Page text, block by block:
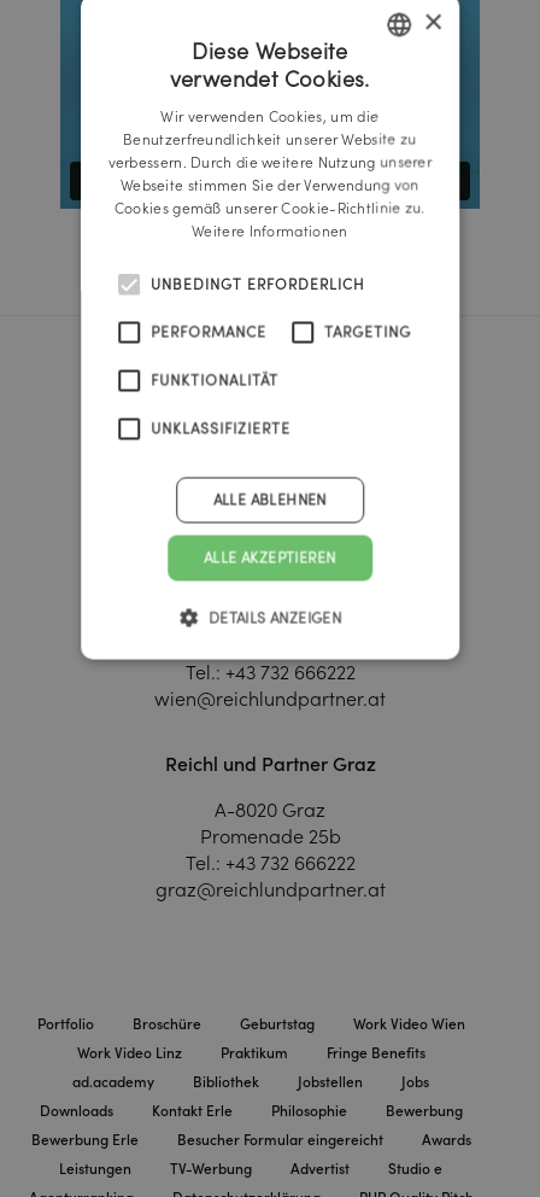
Reichl und Partner Linz
A-4020 Linz
Tel.:+43 732 666222
linz@reichlundpartner.at
Reichl und Partner Wien
A-1010 Wien
Tel.: +43 732 666222
wien@reichlundpartner.at
Reichl und Partner Graz
A-8020 Graz
Promenade 25b
Tel.: +43 732 666222
graz@reichlundpartner.at
Portfolio Broschüre Geburtstag
Work Video Wien
Work Video Linz
Praktikum
Fringe Benefits
ad.academy
Bibliothek Jobstellen
Jobs
Downloads
Kontakt Erle Philosophie
Bewerbung
Bewerbung Erle
Besucher Formular eingereicht
Awards
Leistungen
TV-Werbung Advertist
Studio e
GERMAN
×
Diese Webseite
verwendet Cookies.
Wir verwenden Cookies, um die
Benutzerfreundlichkeit unserer Website zu
verbessern. Durch die weitere Nutzung unserer
Webseite stimmen Sie der Verwendung von
Cookies gemäß unserer Cookie-Richtlinie zu.
Weitere Informationen
UNBEDINGT ERFORDERLICH
PERFORMANCE TARGETING
FUNKTIONALITÄT
UNKLASSIFIZIERTE
ALLE AKZEPTIEREN
ALLE ABLEHNEN
DETAILS ANZEIGEN